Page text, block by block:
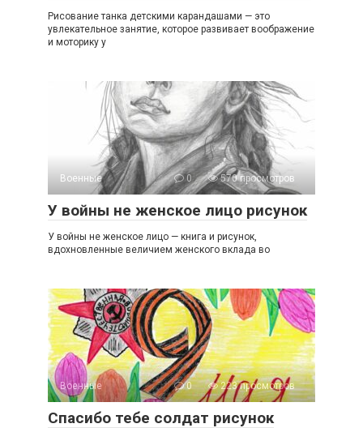
Рисование танка детскими карандашами — это
увлекательное занятие, которое развивает воображение
и моторику у
Военные 0 570 просмотров
У войны не женское лицо рисунок
У войны не женское лицо — книга и рисунок,
вдохновленные величием женского вклада во
Военные 0 223 просмотров
Спасибо тебе солдат рисунок